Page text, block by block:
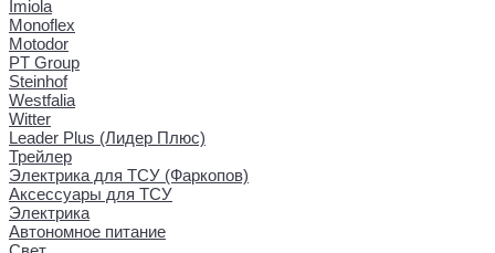
Imiola
Monoflex
Motodor
PT Group
Steinhof
Westfalia
Witter
Leader Plus (Лидер Плюс)
Трейлер
Электрика для ТСУ (Фаркопов)
Аксессуары для ТСУ
Электрика
Автономное питание